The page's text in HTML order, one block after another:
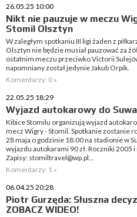
26.05.25 10:00
Nikt nie pauzuje w meczu
Stomil Olsztyn
W zaległym spotkaniu III ligi żaden z
Olsztyn nie będzie musiał pauzować za
ostatnim meczu przeciwko Victorii
napomniany został jedynie Jakub Orpik.
Komentarzy: 0 »
22.05.25 18:29
Wyjazd autokarowy do
Kibice Stomilu organizują wyjazd
mecz Wigry - Stomil. Spotkanie zostanie
28 maja o godzinie 18:00 na stadionie w
wyjazdu autokarami 90 zł. Roczniki 2005 i
Zapisy: stomiltravel@wp.pl...
Komentarzy: 1 »
06.04.25 20:28
Piotr Gurzęda: Słuszna
ZOBACZ WIDEO!